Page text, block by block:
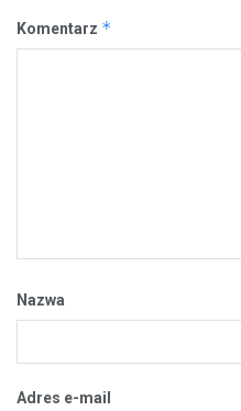
Komentarz *
Nazwa
Adres e-mail